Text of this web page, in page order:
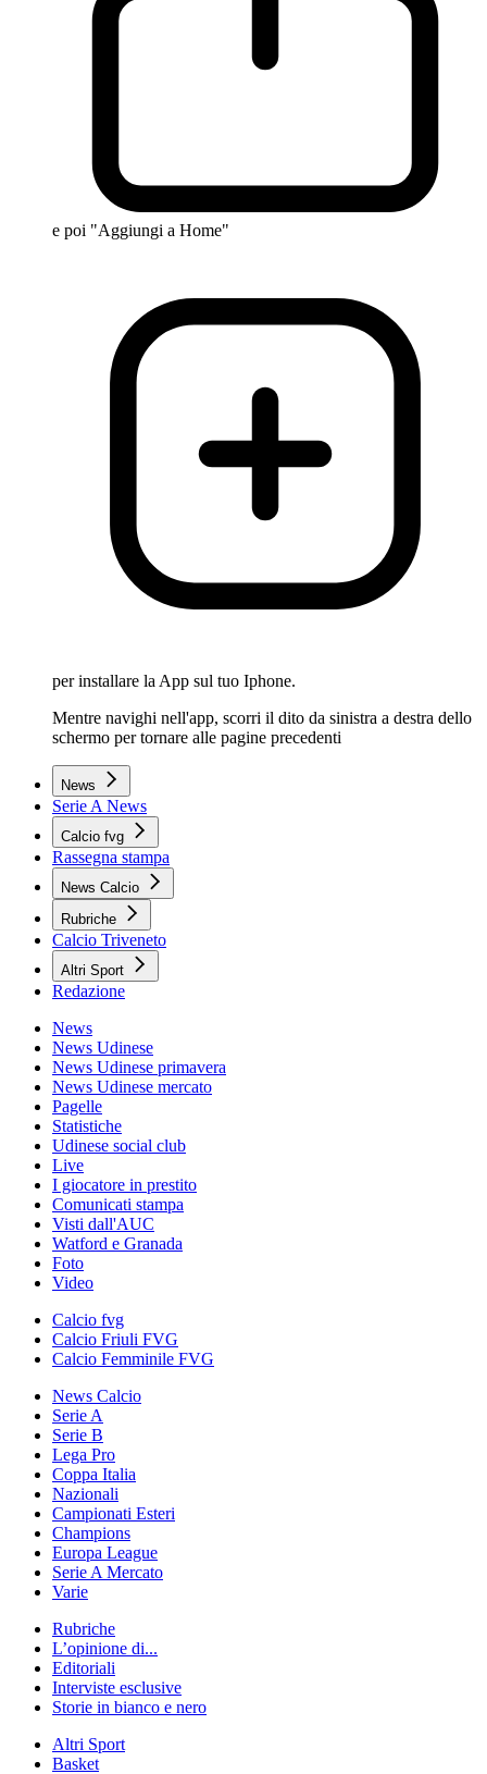
e poi "Aggiungi a Home"
per installare la App sul tuo Iphone.
Mentre navighi nell'app, scorri il dito da sinistra a destra dello
schermo per tornare alle pagine precedenti
News
Serie A News
Calcio fvg
Rassegna stampa
News Calcio
Rubriche
Calcio Triveneto
Altri Sport
Redazione
News
News Udinese
News Udinese primavera
News Udinese mercato
Pagelle
Statistiche
Udinese social club
Live
I giocatore in prestito
Comunicati stampa
Visti dall'AUC
Watford e Granada
Foto
Video
Calcio fvg
Calcio Friuli FVG
Calcio Femminile FVG
News Calcio
Serie A
Serie B
Lega Pro
Coppa Italia
Nazionali
Campionati Esteri
Champions
Europa League
Serie A Mercato
Varie
Rubriche
L’opinione di...
Editoriali
Interviste esclusive
Storie in bianco e nero
Altri Sport
Basket